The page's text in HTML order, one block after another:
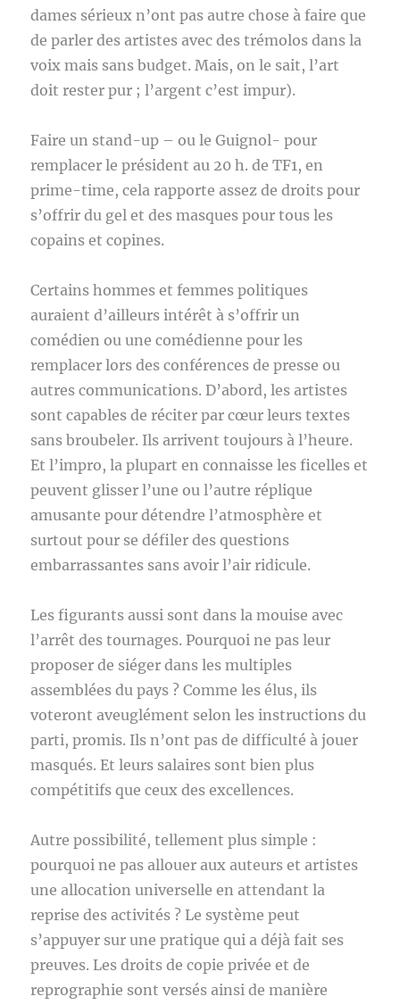
dames sérieux n’ont pas autre chose à faire que
de parler des artistes avec des trémolos dans la
voix mais sans budget. Mais, on le sait, l’art
doit rester pur ; l’argent c’est impur).
Faire un stand-up – ou le Guignol- pour
remplacer le président au 20 h. de TF1, en
prime-time, cela rapporte assez de droits pour
s’offrir du gel et des masques pour tous les
copains et copines.
Certains hommes et femmes politiques
auraient d’ailleurs intérêt à s’offrir un
comédien ou une comédienne pour les
remplacer lors des conférences de presse ou
autres communications. D’abord, les artistes
sont capables de réciter par cœur leurs textes
sans broubeler. Ils arrivent toujours à l’heure.
Et l’impro, la plupart en connaisse les ficelles et
peuvent glisser l’une ou l’autre réplique
amusante pour détendre l’atmosphère et
surtout pour se défiler des questions
embarrassantes sans avoir l’air ridicule.
Les figurants aussi sont dans la mouise avec
l’arrêt des tournages. Pourquoi ne pas leur
proposer de siéger dans les multiples
assemblées du pays ? Comme les élus, ils
voteront aveuglément selon les instructions du
parti, promis. Ils n’ont pas de difficulté à jouer
masqués. Et leurs salaires sont bien plus
compétitifs que ceux des excellences.
Autre possibilité, tellement plus simple :
pourquoi ne pas allouer aux auteurs et artistes
une allocation universelle en attendant la
reprise des activités ? Le système peut
s’appuyer sur une pratique qui a déjà fait ses
preuves. Les droits de copie privée et de
reprographie sont versés ainsi de manière